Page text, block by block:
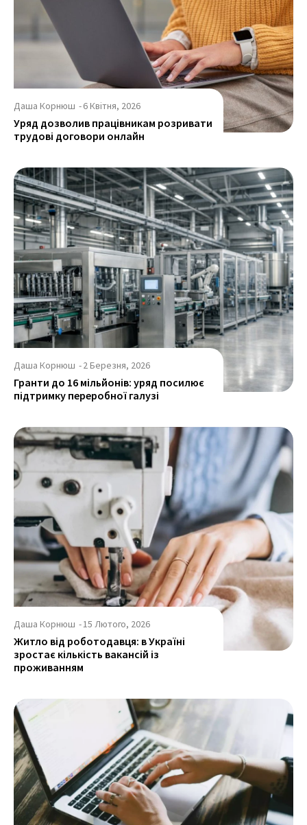
Даша Корнюш -6 Квітня, 2026
Уряд дозволив працівникам розривати
трудові договори онлайн
Даша Корнюш -2 Березня, 2026
Гранти до 16 мільйонів: уряд посилює
підтримку переробної галузі
Даша Корнюш -15 Лютого, 2026
Житло від роботодавця: в Україні
зростає кількість вакансій із
проживанням